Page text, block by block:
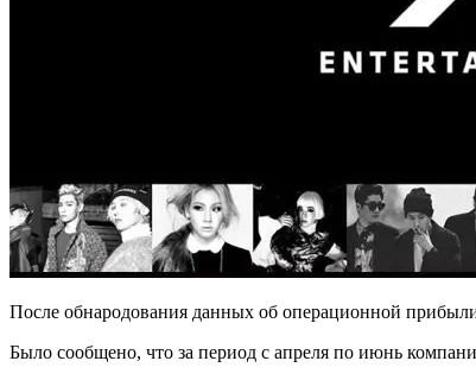
После обнародования данных об операционной прибыли
Было сообщено, что за период с апреля по июнь